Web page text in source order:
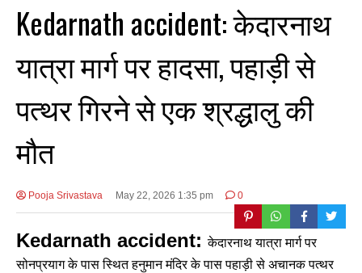
Kedarnath accident: केदारनाथ
यात्रा मार्ग पर हादसा, पहाड़ी से
पत्थर गिरने से एक श्रद्धालु की
मौत
Pooja Srivastava May 22, 2026 1:35 pm 0
Kedarnath accident: केदारनाथ यात्रा मार्ग पर
सोनप्रयाग के पास स्थित हनुमान मंदिर के पास पहाड़ी से अचानक पत्थर